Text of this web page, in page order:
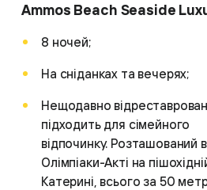
Ammos Beach Seaside
8 ночей;
На сніданках та вечерях;
Нещодавно
підходить для сімейного
відпочинку. Розташований
Олімпіаки-Акті на
Катерині, всього за 50